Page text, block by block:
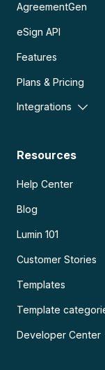
AgreementGen
eSign API
Features
Plans & Pricing
Integrations
Resources
Help Center
Blog
Lumin 101
Customer Stories
Templates
Template
Developer Center